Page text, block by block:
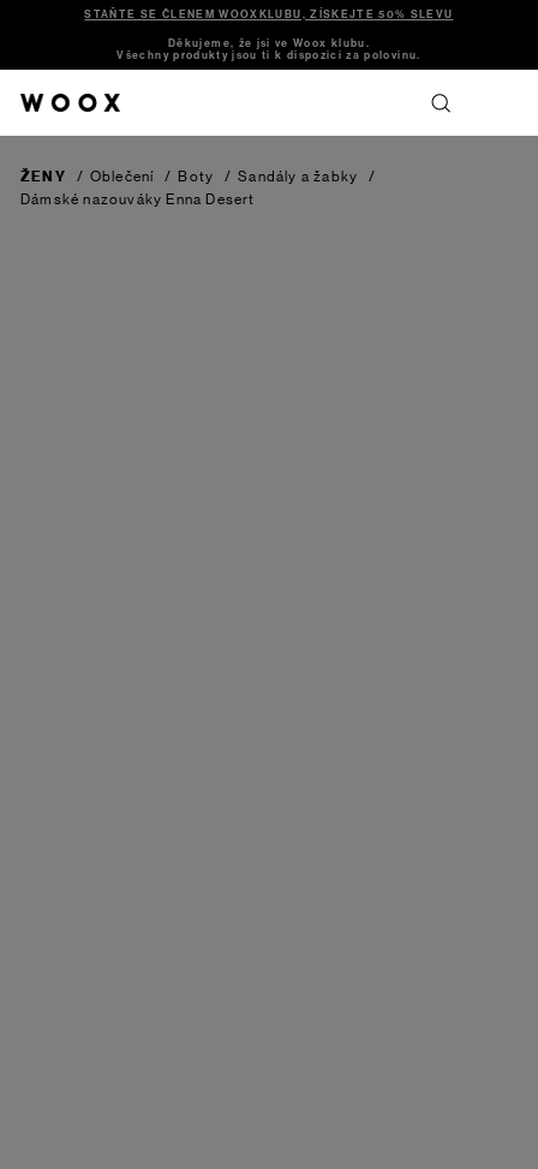
STAŇTE SE ČLENEM WOOXKLUBU, ZÍSKEJTE 50% SLEVU
Děkujeme, že jsi ve Woox klubu.
Všechny produkty jsou ti k dispozici za polovinu.
ŽENY / Oblečení / Boty / Sandály a žabky
/
Dámské nazouváky Enna Desert